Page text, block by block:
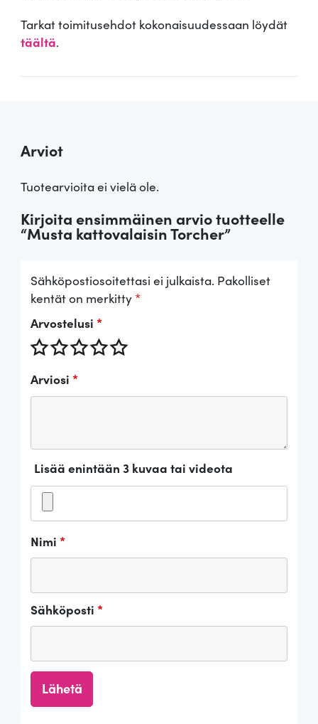
Tarkat toimitusehdot kokonaisuudessaan löydät
täältä.
Arviot
Tuotearvioita ei vielä ole.
Kirjoita ensimmäinen arvio tuotteelle
“Musta kattovalaisin Torcher”
Sähköpostiosoitettasi ei julkaista. Pakolliset
kentät on merkitty *
Arvostelusi *
Arviosi *
Lisää enintään 3 kuvaa tai videota
Nimi *
Sähköposti *